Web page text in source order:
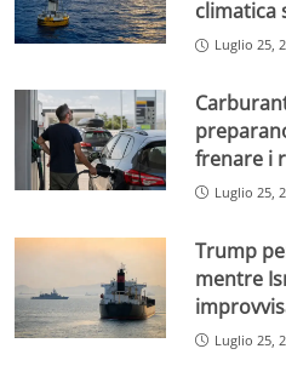
climatica
Luglio 25,
frenare i
Luglio 25,
Trump
mentre
Luglio 25,